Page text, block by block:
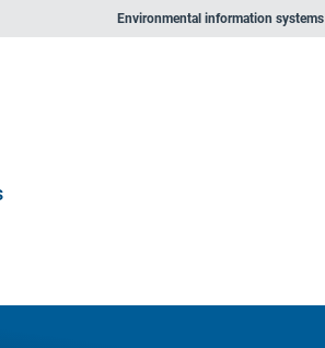
Environmental information systems